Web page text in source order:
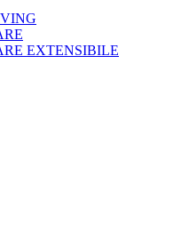
EXTENSIBILE